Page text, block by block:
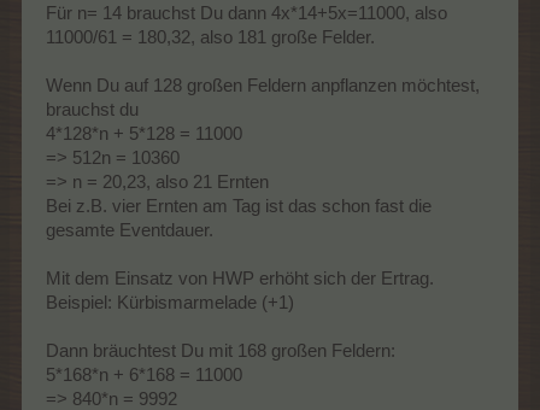
Für n= 14 brauchst Du dann 4x*14+5x=11000, also
11000/61 = 180,32, also 181 große Felder.
Wenn Du auf 128 großen Feldern anpflanzen möchtest,
brauchst du
4*128*n + 5*128 = 11000
=> 512n = 10360
=> n = 20,23, also 21 Ernten
Bei z.B. vier Ernten am Tag ist das schon fast die
gesamte Eventdauer.
Mit dem Einsatz von HWP erhöht sich der Ertrag.
Beispiel: Kürbismarmelade (+1)
Dann bräuchtest Du mit 168 großen Feldern:
5*168*n + 6*168 = 11000
=> 840*n = 9992